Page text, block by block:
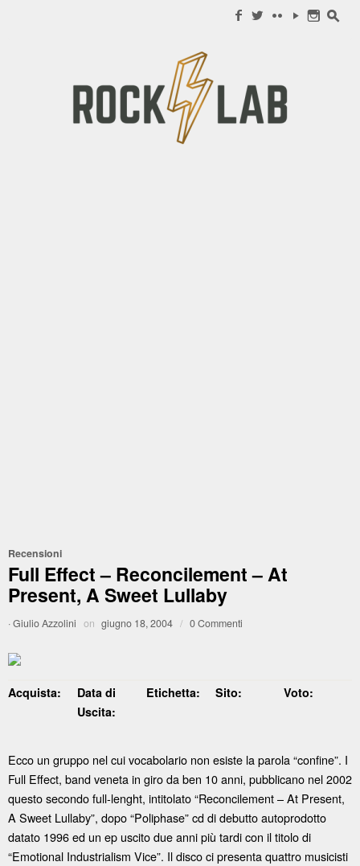
f w c y n s
Recensioni
Full Effect – Reconcilement – At
Present, A Sweet Lullaby
·Giulio Azzolini on giugno 18, 2004 / 0 Commenti
Acquista:
Data di
Uscita:
Etichetta: Sito: Voto:
Ecco un gruppo nel cui vocabolario non esiste la parola “confine”. I
Full Effect, band veneta in giro da ben 10 anni, pubblicano nel 2002
questo secondo full-lenght, intitolato “Reconcilement – At Present,
A Sweet Lullaby”, dopo “Poliphase” cd di debutto autoprodotto
datato 1996 ed un ep uscito due anni più tardi con il titolo di
“Emotional Industrialism Vice”. Il disco ci presenta quattro musicisti